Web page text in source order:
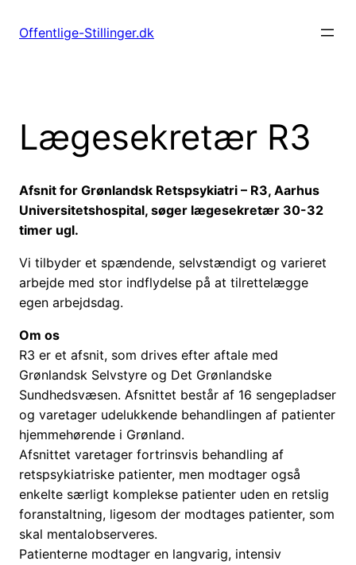
Offentlige-Stillinger.dk
Lægesekretær R3
Afsnit for Grønlandsk Retspsykiatri – R3, Aarhus
Universitetshospital, søger lægesekretær 30-32
timer ugl.
Vi tilbyder et spændende, selvstændigt og varieret
arbejde med stor indflydelse på at tilrettelægge
egen arbejdsdag.
Om os
R3 er et afsnit, som drives efter aftale med
Grønlandsk Selvstyre og Det Grønlandske
Sundhedsvæsen. Afsnittet består af 16 sengepladser
og varetager udelukkende behandlingen af patienter
hjemmehørende i Grønland.
Afsnittet varetager fortrinsvis behandling af
retspsykiatriske patienter, men modtager også
enkelte særligt komplekse patienter uden en retslig
foranstaltning, ligesom der modtages patienter, som
skal mentalobserveres.
Patienterne modtager en langvarig, intensiv